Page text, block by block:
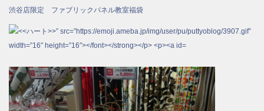
渋谷店限定 ファブリックパネル教室福袋